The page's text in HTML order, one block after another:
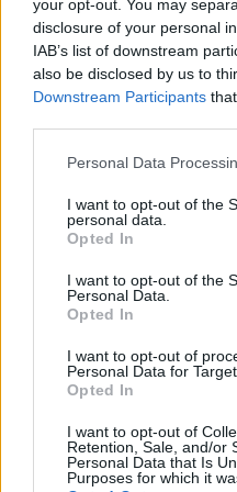
your opt-out. You may
disclosure of your personal
IAB’s list of downstream
also be disclosed by us to
Downstream Participants
Personal Data
I want to opt-out of the
personal data.
Opted In
I want to opt-out of the
Personal Data.
Opted In
I want to opt-out of
Personal Data for
Opted In
I want to opt-out of
Retention, Sale, and/or
Personal Data that Is
Purposes for which it
πλειονότητα αυτών
εξαναγκαστούν να
συνεχιστεί».
κοντύτερα σε
εκατομμύρια άνθρωποι
Το Συριακό
Δικαιωμάτων
άμαχοι, ανάμεσα τους